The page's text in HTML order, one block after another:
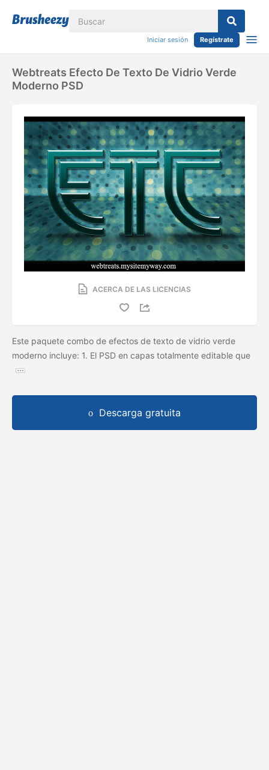
Iniciar sesión Regístrate
Webtreats Efecto De Texto De Vidrio Verde
Moderno PSD
ACERCA DE LAS LICENCIAS
Este paquete combo de efectos de texto de vidrio verde
moderno incluye: 1. El PSD en capas totalmente editable que
Descarga gratuita